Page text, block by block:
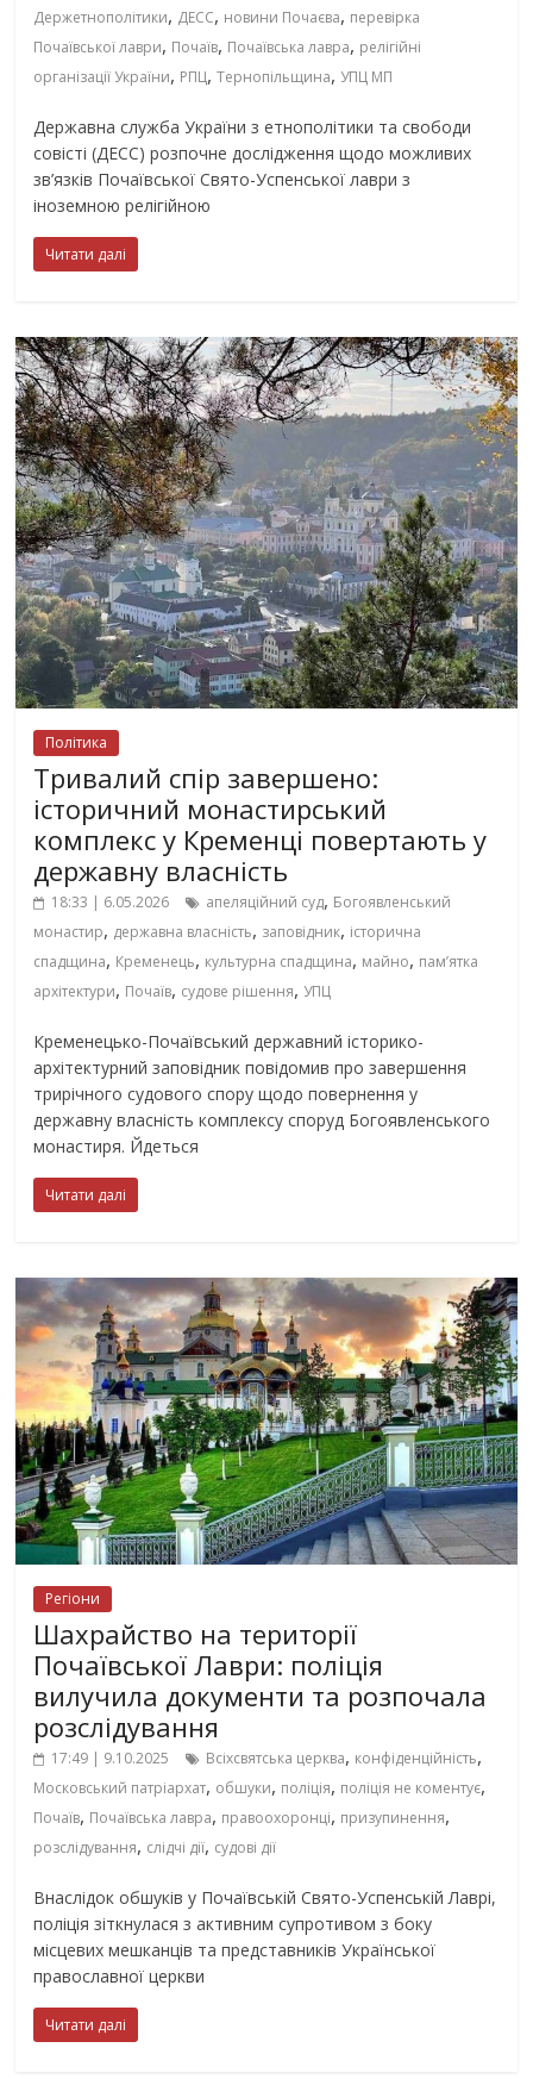
Держетнополітики, ДЕСС, новини Почаєва, перевірка
Почаївської лаври, Почаїв, Почаївська лавра, релігійні
організації України, РПЦ,Тернопільщина, УПЦ МП
Державна служба України з етнополітики та свободи
совісті (ДЕСС) розпочне дослідження щодо можливих
зв’язків Почаївської Свято-Успенської лаври з
іноземною релігійною
Читати далі
Політика
Тривалий спір завершено:
історичний монастирський
комплекс у Кременці повертають у
державну власність
18:33 | 6.05.2026 апеляційний суд, Богоявленський
монастир, державна власність, заповідник, історична
спадщина, Кременець, культурна спадщина, майно, пам’ятка
архітектури, Почаїв, судове рішення, УПЦ
Кременецько-Почаївський державний історико-
архітектурний заповідник повідомив про завершення
трирічного судового спору щодо повернення у
державну власність комплексу споруд Богоявленського
монастиря. Йдеться
Читати далі
Регіони
Шахрайство на території
Почаївської Лаври: поліція
вилучила документи та розпочала
розслідування
17:49 | 9.10.2025 Всіхсвятська церква, конфіденційність,
Московський патріархат, обшуки, поліція, поліція не коментує,
Почаїв, Почаївська лавра, правоохоронці, призупинення,
розслідування, слідчі дії, судові дії
Внаслідок обшуків у Почаївській Свято-Успенській Лаврі,
поліція зіткнулася з активним супротивом з боку
місцевих мешканців та представників Української
православної церкви
Читати далі